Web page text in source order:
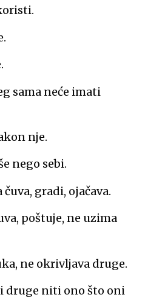
sama neće imati
nje.
nego sebi.
gradi, ojačava.
poštuje, ne uzima
ne okrivljava druge.
druge niti ono što oni